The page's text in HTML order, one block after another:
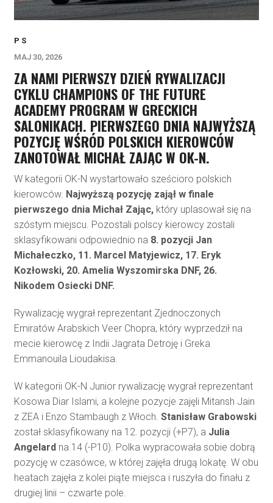
P S
MAJ 30, 2026
ZA NAMI PIERWSZY DZIEŃ RYWALIZACJI
CYKLU CHAMPIONS OF THE FUTURE
ACADEMY PROGRAM W GRECKICH
SALONIKACH. PIERWSZEGO DNIA NAJWYŻSZĄ
POZYCJĘ WŚRÓD POLSKICH KIEROWCÓW
ZANOTOWAŁ MICHAŁ ZAJĄC W OK-N.
W kategorii OK-N wystartowało sześcioro polskich
kierowców. Najwyższą pozycję zajął w finale
pierwszego dnia Michał Zając,który uplasował się na
szóstym miejscu. Pozostali polscy kierowcy zostali
sklasyfikowani odpowiednio na 8. pozycji Jan
Michałeczko, 11. Marcel Matyjewicz, 17. Eryk
Kozłowski, 20. Amelia Wyszomirska DNF, 26.
Nikodem Osiecki DNF.
Rywalizację wygrał reprezentant Zjednoczonych
Emiratów Arabskich Veer Chopra, który wyprzedził na
mecie kierowcę z Indii Jagrata Detroję i Greka
Emmanouila Lioudakisa.
W kategorii OK-N Junior rywalizację wygrał reprezentant
Kosowa Diar Islami, a kolejne pozycje zajęli Mitansh Jain
z ZEA i Enzo Stambaugh z Włoch. Stanisław Grabowski
został sklasyfikowany na 12. pozycji (+P7), a Julia
Angelard na 14 (-P10). Polka wypracowała sobie dobrą
pozycję w czasówce, w której zajęła drugą lokatę. W obu
heatach zajęła z kolei piąte miejsca i ruszyła do finału z
drugiej linii – czwarte pole.